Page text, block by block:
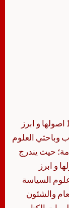
يعتبر كتاب اليقظة القومية الكبرى يوليو 1952 اصولها و ابرز
وباحثي العلوم
حيث يندرج
الكبرى يوليو 1952 اصولها و ابرز
السياسة
والشئون